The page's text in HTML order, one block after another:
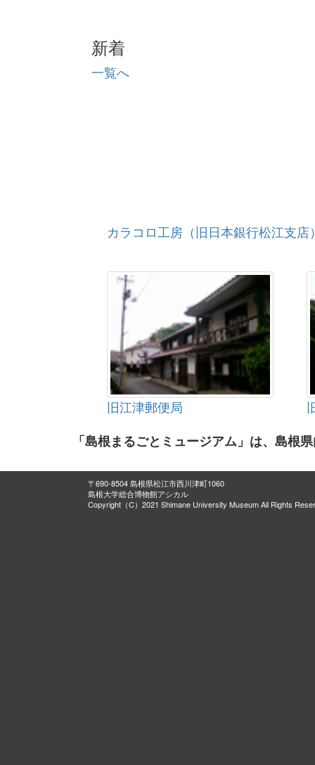
新着
一覧へ
カラコロ工房（旧日本銀行松江支店
旧江津郵便局
「島根まるごとミュージアム」は、島根
〒690-8504 島根県松江市西川津町1060
島根大学総合博物館アシカル
Copyright（C）2021 Shimane University Museum All Rights